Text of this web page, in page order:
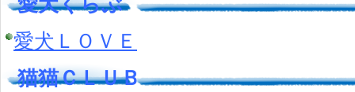
愛犬ＬＯＶＥ
猫猫ＣＬＵＢ